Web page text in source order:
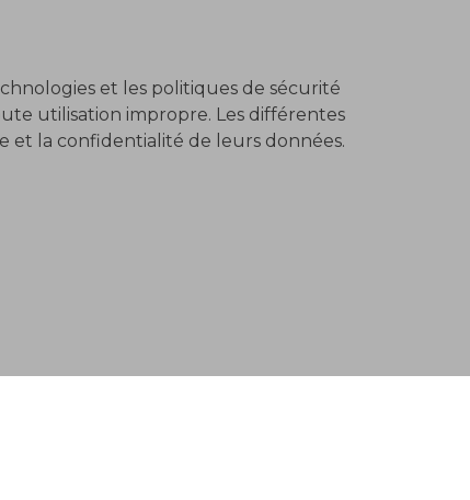
et les politiques de sécurité
utilisation impropre. Les différentes
et la confidentialité de leurs données.